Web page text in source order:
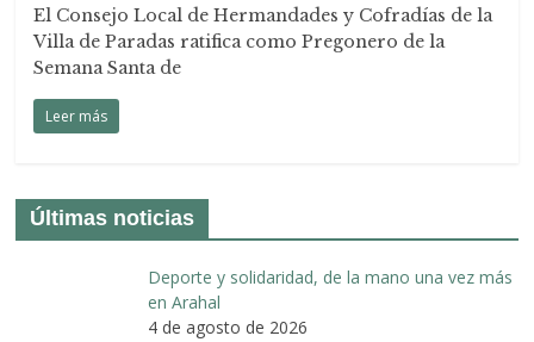
El Consejo Local de Hermandades y Cofradías de la
Villa de Paradas ratifica como Pregonero de la
Semana Santa de
Leer más
Últimas noticias
Deporte y solidaridad, de la mano una vez más
en Arahal
4 de agosto de 2026